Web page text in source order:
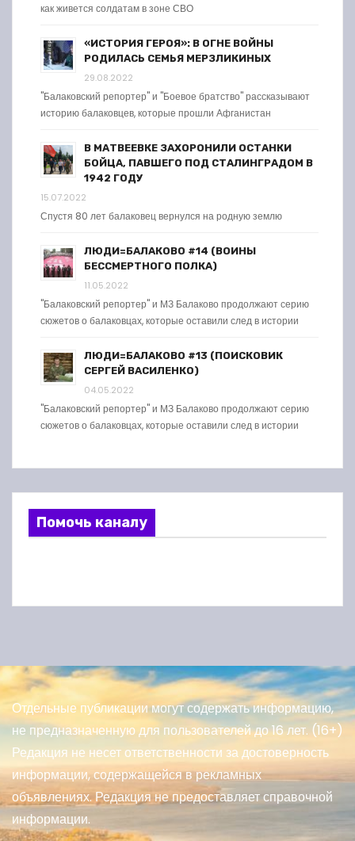
как живется солдатам в зоне СВО
«ИСТОРИЯ ГЕРОЯ»: В ОГНЕ ВОЙНЫ
РОДИЛАСЬ СЕМЬЯ МЕРЗЛИКИНЫХ
29.08.2022
"Балаковский репортер" и "Боевое братство" рассказывают
историю балаковцев, которые прошли Афганистан
В МАТВЕЕВКЕ ЗАХОРОНИЛИ ОСТАНКИ
БОЙЦА, ПАВШЕГО ПОД СТАЛИНГРАДОМ В
1942 ГОДУ
15.07.2022
Спустя 80 лет балаковец вернулся на родную землю
ЛЮДИ=БАЛАКОВО #14 (ВОИНЫ
БЕССМЕРТНОГО ПОЛКА)
11.05.2022
"Балаковский репортер" и МЗ Балаково продолжают серию
сюжетов о балаковцах, которые оставили след в истории
ЛЮДИ=БАЛАКОВО #13 (ПОИСКОВИК
СЕРГЕЙ ВАСИЛЕНКО)
04.05.2022
"Балаковский репортер" и МЗ Балаково продолжают серию
сюжетов о балаковцах, которые оставили след в истории
Помочь каналу
Отдельные публикации могут содержать информацию,
не предназначенную для пользователей до 16 лет. (16+)
Редакция не несет ответственности за достоверность
информации, содержащейся в рекламных
объявлениях. Редакция не предоставляет справочной
информации.